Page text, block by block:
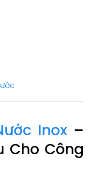
Inox –
Cho Công